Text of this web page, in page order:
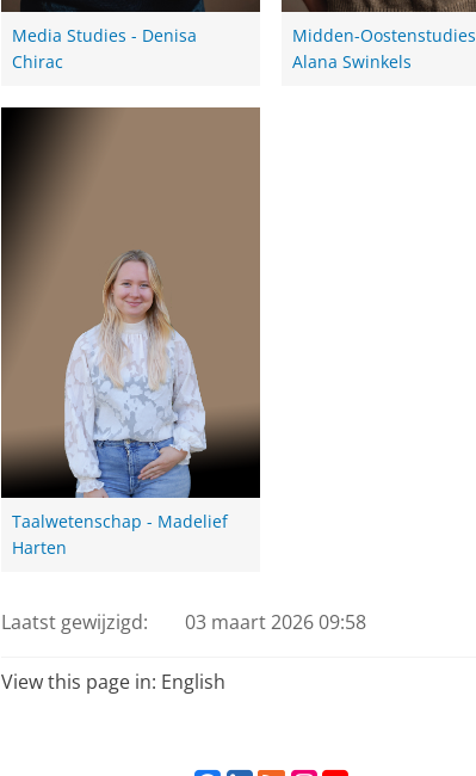
Media Studies - Denisa
Chirac
Midden-
Alana Swinkels
Taalwetenschap - Madelief
Harten
Laatst gewijzigd: 03 maart 2026 09:58
View this page in: English